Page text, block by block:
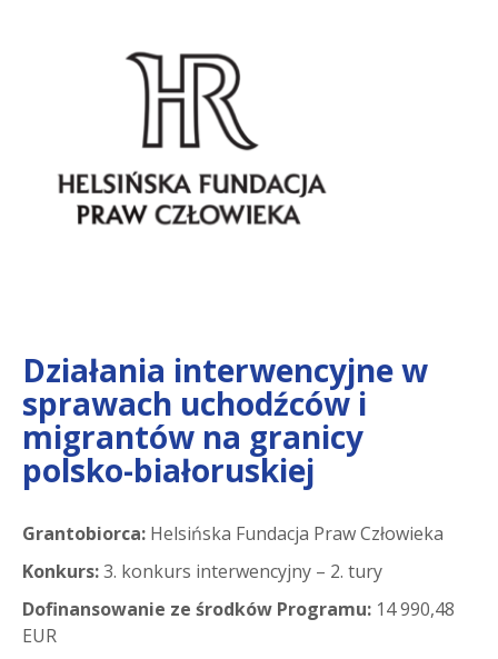
Działania interwencyjne w
sprawach uchodźców i
migrantów na granicy
polsko-białoruskiej
Grantobiorca: Helsińska Fundacja Praw Człowieka
Konkurs:3. konkurs interwencyjny – 2. tury
Dofinansowanie ze środków Programu: 14 990,48
EUR